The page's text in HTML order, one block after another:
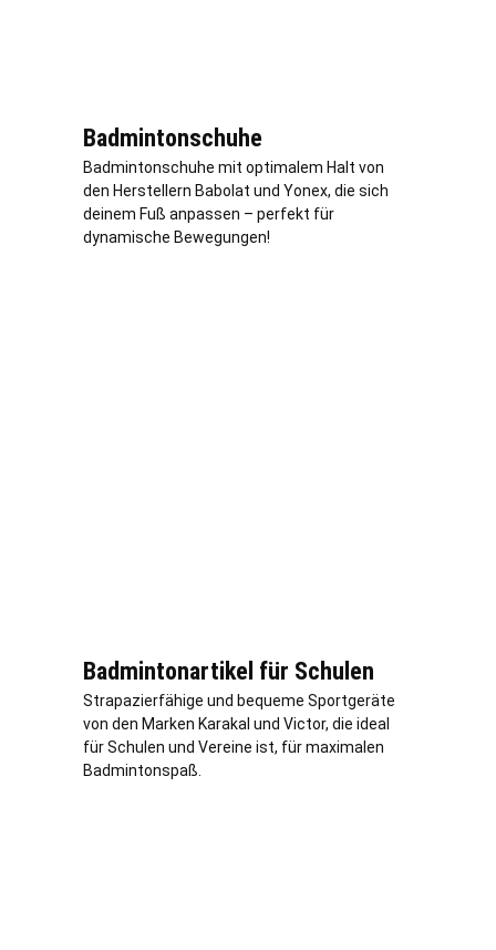
Badmintonschuhe
Badmintonschuhe mit optimalem Halt von
den Herstellern Babolat und Yonex, die sich
deinem Fuß anpassen – perfekt für
dynamische Bewegungen!
Badmintonartikel für Schulen
Strapazierfähige und bequeme Sportgeräte
von den Marken Karakal und Victor, die ideal
für Schulen und Vereine ist, für maximalen
Badmintonspaß.